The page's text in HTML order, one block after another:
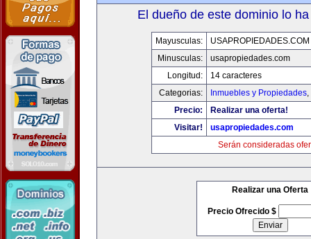
El dueño de este dominio lo
Mayusculas:
USAPROPIEDADES.COM
Minusculas:
usapropiedades.com
Longitud:
14 caracteres
Categorias:
Inmuebles y Propiedades,
Precio:
Realizar una oferta!
Visitar!
usapropiedades.com
Serán consideradas
Realizar una Oferta
Precio Ofrecido $